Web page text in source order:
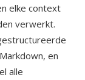
elke context
verwerkt.
en
alle